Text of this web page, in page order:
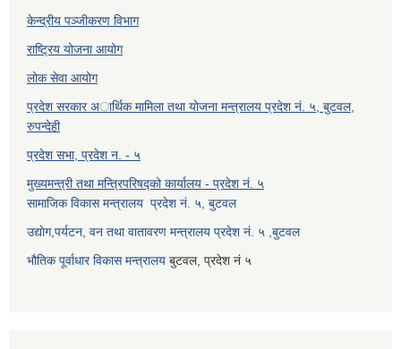
केन्द्रीय पञ्जीकरण विभाग
राष्ट्रिय योजना आयोग
लोक सेवा आयोग
प्रदेश सरकार अार्थिक मामिला तथा योजना मन्त्रालय प्रदेश नं. ५, बुटवल,
रुपन्देही
प्रदेश सभा, प्रदेश न. - ५
मुख्यमन्त्री तथा मन्त्रिपरिषद्को कार्यालय - प्रदेश नं. ५
सामाजिक विकास मन्त्रालय प्रदेश नं. ५, बुटवल
उद्याेग,पर्यटन, वन तथा वातावरण मन्त्रालय प्रदेश नं. ५ ,बुटवल
भौतिक पूर्वाधार विकास मन्त्रालय बुटवल, प्रदेश नं ५